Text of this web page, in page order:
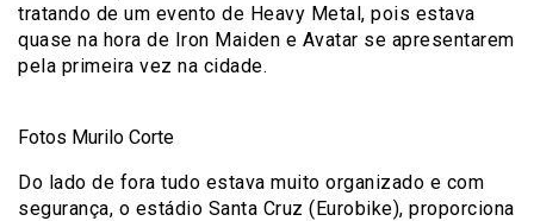
tratando de um evento de Heavy Metal, pois estava
quase na hora de Iron Maiden e Avatar se apresentarem
pela primeira vez na cidade.
Fotos Murilo Corte
Do lado de fora tudo estava muito organizado e com
segurança, o estádio Santa Cruz (Eurobike), proporciona